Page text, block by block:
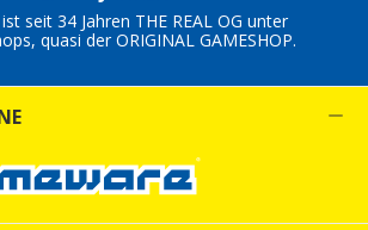
seit 34 Jahren THE REAL OG unter
quasi der ORIGINAL GAMESHOP.